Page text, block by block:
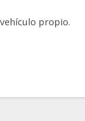
propio.